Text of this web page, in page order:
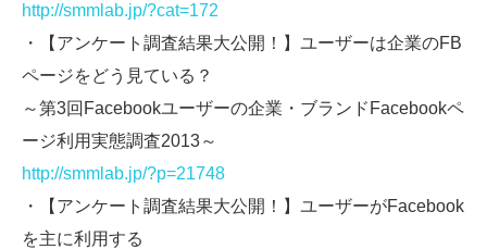
http://smmlab.jp/?cat=172
・【アンケート調査結果大公開！】ユーザーは企業のFB
ページをどう見ている？
～第3回Facebookユーザーの企業・ブランドFacebookペ
ージ利用実態調査2013～
http://smmlab.jp/?p=21748
・【アンケート調査結果大公開！】ユーザーがFacebook
を主に利用する